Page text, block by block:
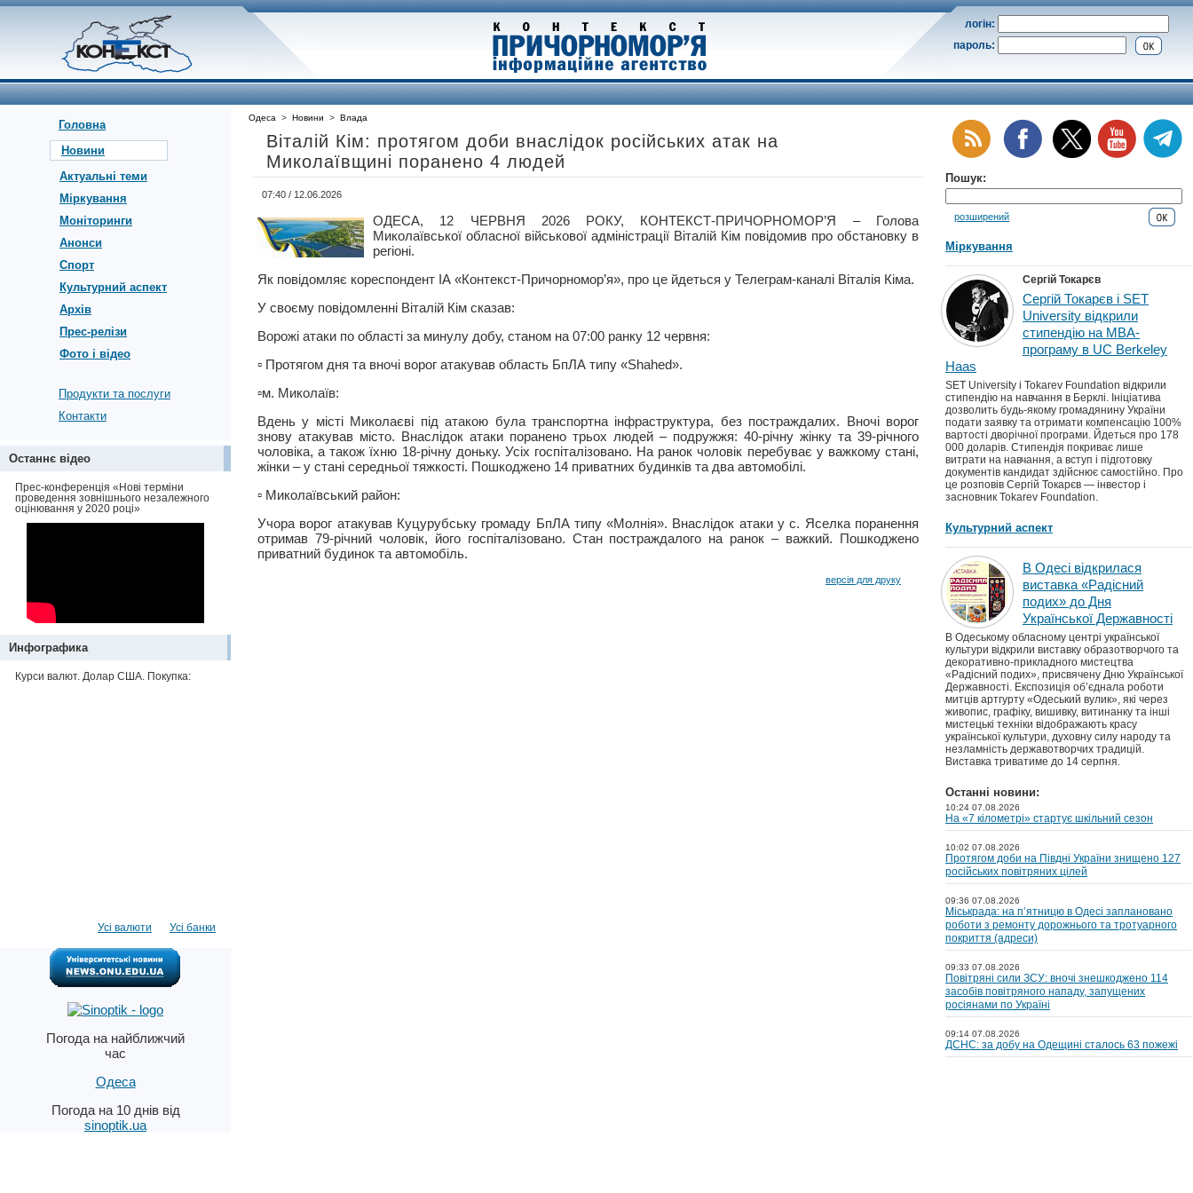
логін:
пароль:
Головна
Новини
Актуальні теми
Міркування
Моніторинги
Анонси
Спорт
Культурний аспект
Архів
Прес-релізи
Фото і відео
Продукти та послуги
Контакти
Останнє відео
Прес-конференція «Нові терміни
проведення зовнішнього незалежного
оцінювання у 2020 році»
Инфографика
Курси валют. Долар США. Покупка:
Усі банки
Усі валюти
Погода на найближчий
час
Одеса
Погода на 10 днів від
sinoptik.ua
Одеса > Новини > Влада
Віталій Кім: протягом доби внаслідок російських атак на
Миколаївщині поранено 4 людей
07:40 / 12.06.2026
ОДЕСА, 12 ЧЕРВНЯ 2026 РОКУ, КОНТЕКСТ-ПРИЧОРНОМОР’Я – Голова
Миколаївської обласної військової адміністрації Віталій Кім повідомив про обстановку в
регіоні.
Як повідомляє кореспондент ІА «Контекст-Причорномор’я», про це йдеться у Телеграм-каналі Віталія Кіма.
У своєму повідомленні Віталій Кім сказав:
Ворожі атаки по області за минулу добу, станом на 07:00 ранку 12 червня:
▫️ Протягом дня та вночі ворог атакував область БпЛА типу «Shahed».
▫️м. Миколаїв:
Вдень у місті Миколаєві під атакою була транспортна інфраструктура, без постраждалих. Вночі ворог
знову атакував місто. Внаслідок атаки поранено трьох людей – подружжя: 40-річну жінку та 39-річного
чоловіка, а також їхню 18-річну доньку. Усіх госпіталізовано. На ранок чоловік перебуває у важкому стані,
жінки – у стані середньої тяжкості. Пошкоджено 14 приватних будинків та два автомобілі.
▫️ Миколаївський район:
Учора ворог атакував Куцурубську громаду БпЛА типу «Молнія». Внаслідок атаки у с. Яселка поранення
отримав 79-річний чоловік, його госпіталізовано. Стан постраждалого на ранок – важкий. Пошкоджено
приватний будинок та автомобіль.
версія для друку
Пошук:
розширений
Міркування
Сергій Токарєв
Сергій Токарєв і SET
University відкрили
стипендію на MBA-
програму в UC Berkeley
Haas
SET University і Tokarev Foundation відкрили
стипендію на навчання в Берклі. Ініціатива
дозволить будь-якому громадянину України
подати заявку та отримати компенсацію 100%
вартості дворічної програми. Йдеться про 178
000 доларів. Стипендія покриває лише
витрати на навчання, а вступ і підготовку
документів кандидат здійснює самостійно. Про
це розповів Сергій Токарєв — інвестор і
засновник Tokarev Foundation.
Культурний аспект
В Одесі відкрилася
виставка «Радісний
подих» до Дня
Української Державності
В Одеському обласному центрі української
культури відкрили виставку образотворчого та
декоративно-прикладного мистецтва
«Радісний подих», присвячену Дню Української
Державності. Експозиція об’єднала роботи
митців артгурту «Одеський вулик», які через
живопис, графіку, вишивку, витинанку та інші
мистецькі техніки відображають красу
української культури, духовну силу народу та
незламність державотворчих традицій.
Виставка триватиме до 14 серпня.
Останні новини:
10:24 07.08.2026
На «7 кілометрі» стартує шкільний сезон
10:02 07.08.2026
Протягом доби на Півдні України знищено 127
російських повітряних цілей
09:36 07.08.2026
Міськрада: на пʼятницю в Одесі заплановано
роботи з ремонту дорожнього та тротуарного
покриття (адреси)
09:33 07.08.2026
Повітряні сили ЗСУ: вночі знешкоджено 114
засобів повітряного нападу, запущених
росіянами по Україні
09:14 07.08.2026
ДСНС: за добу на Одещині сталось 63 пожежі